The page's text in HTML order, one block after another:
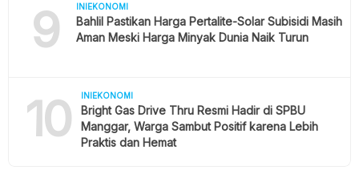
9 INIEKONOMI
Bahlil Pastikan Harga Pertalite-Solar Subisidi Masih
Aman Meski Harga Minyak Dunia Naik Turun
10 INIEKONOMI
Bright Gas Drive Thru Resmi Hadir di SPBU
Manggar, Warga Sambut Positif karena Lebih
Praktis dan Hemat